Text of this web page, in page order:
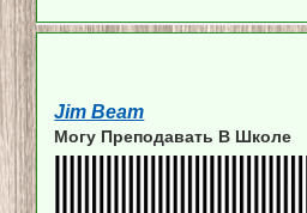
Jim Beam
Могу Преподавать В Школе